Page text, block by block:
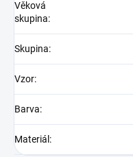
Věková
skupina:
Skupina:
Vzor:
Barva:
Materiál :